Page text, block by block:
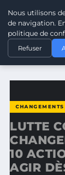
ACCUEIL
LUTTE
LUTTE
10
AGIR
Nous utilisons
de navigation.
politique de
Refuser